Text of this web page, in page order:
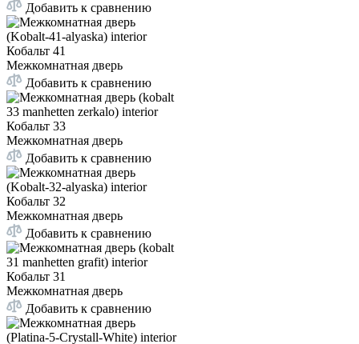
Добавить к сравнению
Кобальт 41
Межкомнатная дверь
Добавить к сравнению
Кобальт 33
Межкомнатная дверь
Добавить к сравнению
Кобальт 32
Межкомнатная дверь
Добавить к сравнению
Кобальт 31
Межкомнатная дверь
Добавить к сравнению